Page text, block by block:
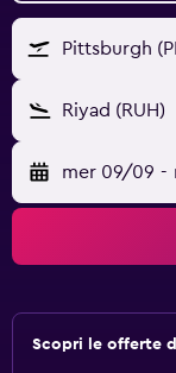
Pittsburgh
Riyad (RUH)
mer 09/09 -
Scopri le offerte